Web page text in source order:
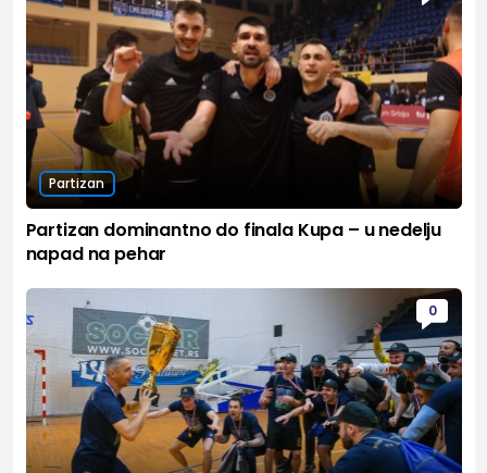
Partizan
Partizan dominantno do finala Kupa – u nedelju
napad na pehar
0